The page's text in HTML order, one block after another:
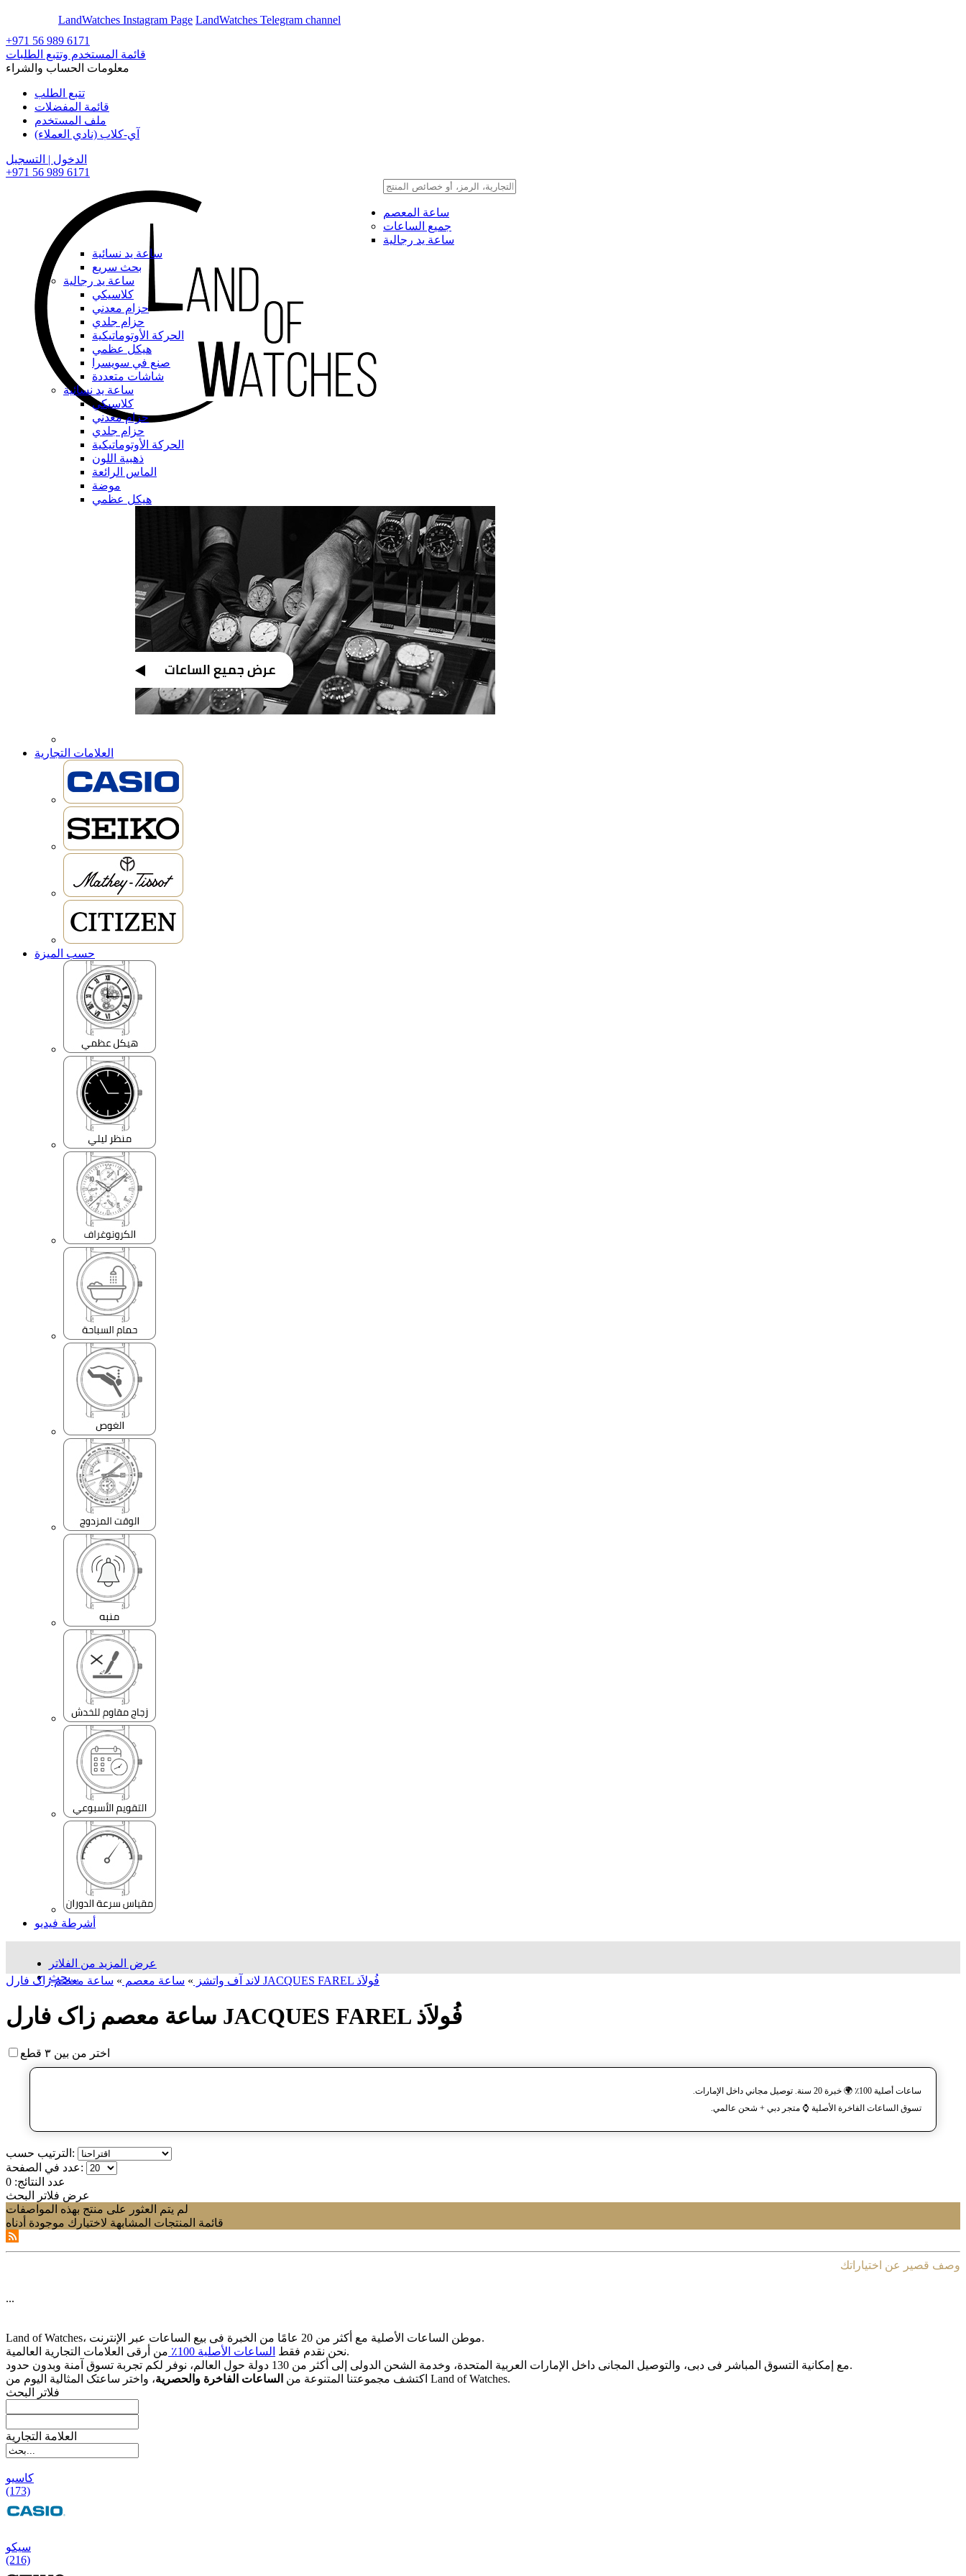
LandWatches Instagram Page LandWatches Telegram channel
+971 56 989 6171
قائمة المستخدم وتتبع الطلبات
معلومات الحساب والشراء
تتبع الطلب
قائمة المفضلات
ملف المستخدم
آي-كلاب (نادي العملاء)
الدخول | التسجيل
+971 56 989 6171
ساعة المعصم
جميع الساعات
ساعة يد رجالية
ساعة يد نسائية
بحث سريع
ساعة يد رجالية
كلاسيكي
حزام معدني
حزام جلدي
الحركة الأوتوماتيكية
هيكل عظمي
صنع في سويسرا
شاشات متعددة
ساعة يد نسائية
كلاسيكي
حزام معدني
حزام جلدي
الحركة الأوتوماتيكية
ذهبية اللون
الماس الرائعة
موضة
هيكل عظمي
العلامات التجارية
حسب الميزة
أشرطة فيديو
عرض المزيد من الفلاتر
بحث...
لاند آف واتشز » ساعة معصم » ساعة معصم زاک فارل JACQUES FAREL فُولاَذ
ساعة معصم زاک فارل JACQUES FAREL فُولاَذ
اختر من بين ٣ قطع
ساعات أصلية 100٪ 🌍 خبرة 20 سنة. توصيل مجاني داخل الإمارات.
تسوق الساعات الفاخرة الأصلية ⌚️ متجر دبي + شحن عالمي.
الترتيب حسب:
عدد في الصفحة:
عدد النتائج: 0
عرض فلاتر البحث
لم يتم العثور على منتج بهذه المواصفات
قائمة المنتجات المشابهة لاختيارك موجودة أدناه
وصف قصير عن اختياراتك
...
Land of Watches، موطن الساعات الأصلیة مع أکثر من 20 عامًا من الخبرة فی بیع الساعات عبر الإنترنت.
نحن نقدم فقط الساعات الأصلیة 100٪
من أرقى العلامات التجاریة العالمیة.
مع إمکانیة التسوق المباشر فی دبی، والتوصیل المجانی داخل الإمارات العربیة المتحدة، وخدمة الشحن الدولی إلى أکثر من 130 دولة حول العالم، نوفر لکم تجربة تسوق آمنة وبدون حدود.
اکتشف مجموعتنا المتنوعة من الساعات الفاخرة والحصریة
، واختر ساعتک المثالیة الیوم من Land of Watches.
فلاتر البحث
العلامة التجارية
کاسیو
(173)
سیکو
(216)